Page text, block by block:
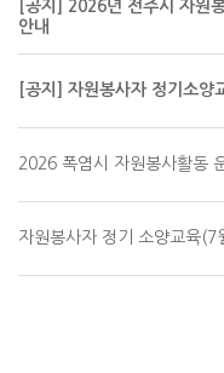
[공지] 2026년 전주시 자원봉사 단체 워크숍 신청
안내
[공지] 자원봉사자 정기소
2026 폭염시 자원봉사활동
자원봉사자 정기 소양교육(7